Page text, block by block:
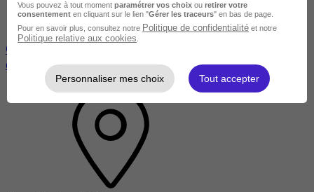
Communiquer à l'oral avec impact en présentiel et à
distance (Prise de parole en public)
Vous pouvez à tout moment paramétrer vos choix ou retirer votre
consentement en cliquant sur le lien "Gérer les traceurs" en bas de page.
Pour en savoir plus, consultez notre Politique de confidentialité et notre
Politique relative aux cookies
Personnaliser mes choix Tout accepter